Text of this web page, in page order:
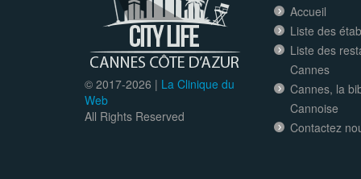
© 2017-2026 | La Clinique du
Web
All Rights Reserved
Accueil
Liste des
Liste des
Cannes
Cannes, la
Cannoise
Contactez